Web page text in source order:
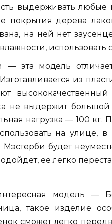
выдерживать любые
покрытия дерева
на ней нет
использовать
— эта модель
из
не выдержит большой
нагрузка — 100 кг.
на улице, в
Мэстерби будет
ее легко
модель —
такое изделие
сможет легко